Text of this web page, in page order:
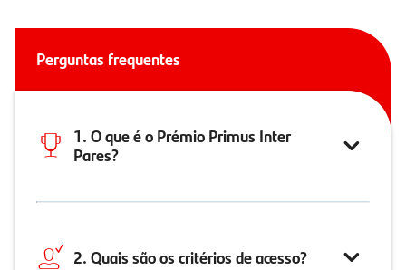
Perguntas frequentes
1. O que é o Prémio Primus Inter
Pares?
2. Quais são os critérios de acesso?